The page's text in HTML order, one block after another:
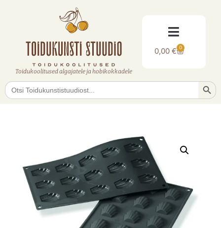
Toidukoolitused algajatele ja hobikokkadele
0,00€ 0
Search
for: